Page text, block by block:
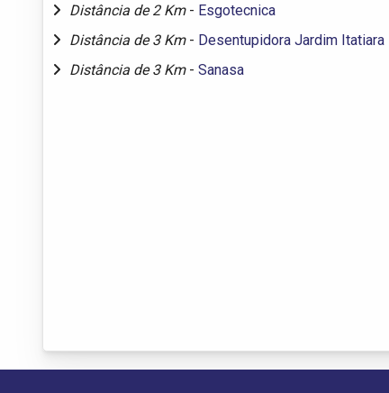
Distância de 2 Km - Esgotecnica
Distância de 3 Km - Desentupidora Jardim Itatiara
Distância de 3 Km - Sanasa